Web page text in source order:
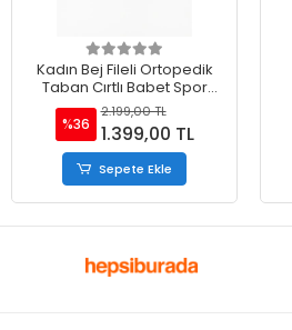
Kadın Bej Fileli Ortopedik
Taban Cırtlı Babet Spor
Ayakkabı
%36
2.199,00 TL
1.399,00 TL
Sepete Ekle